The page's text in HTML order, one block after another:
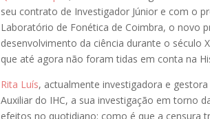
seu contrato de Investigador Júnior e com o
Laboratório de Fonética de Coimbra, o novo
desenvolvimento da ciência durante o século
que até agora não foram tidas em conta na
Rita Luís, actualmente investigadora e
Auxiliar do IHC, a sua investigação em torno
efeitos no quotidiano: como é que a censura